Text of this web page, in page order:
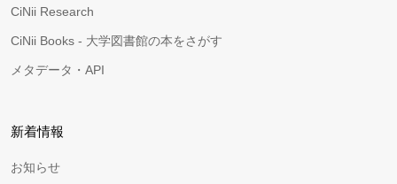
CiNii Research
CiNii Books - 大学図書館の本をさがす
メタデータ・API
新着情報
お知らせ